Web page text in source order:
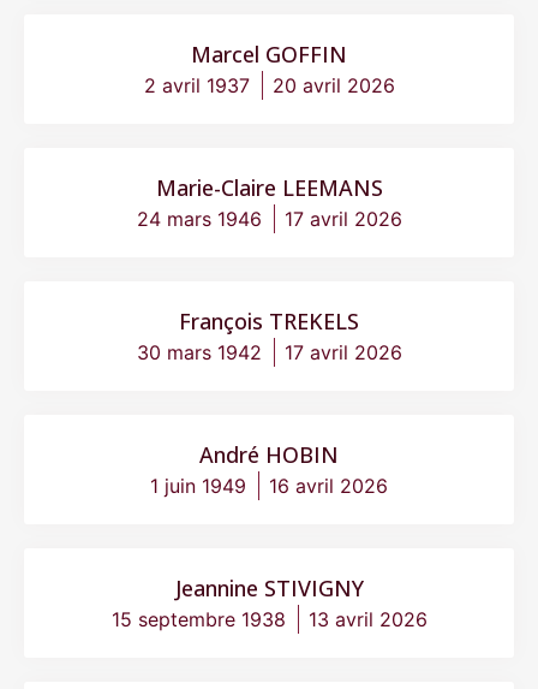
Marcel GOFFIN
2 avril 1937 20 avril 2026
Marie-Claire LEEMANS
24 mars 1946 17 avril 2026
François TREKELS
30 mars 1942 17 avril 2026
André HOBIN
1 juin 1949 16 avril 2026
Jeannine STIVIGNY
15 septembre 1938 13 avril 2026